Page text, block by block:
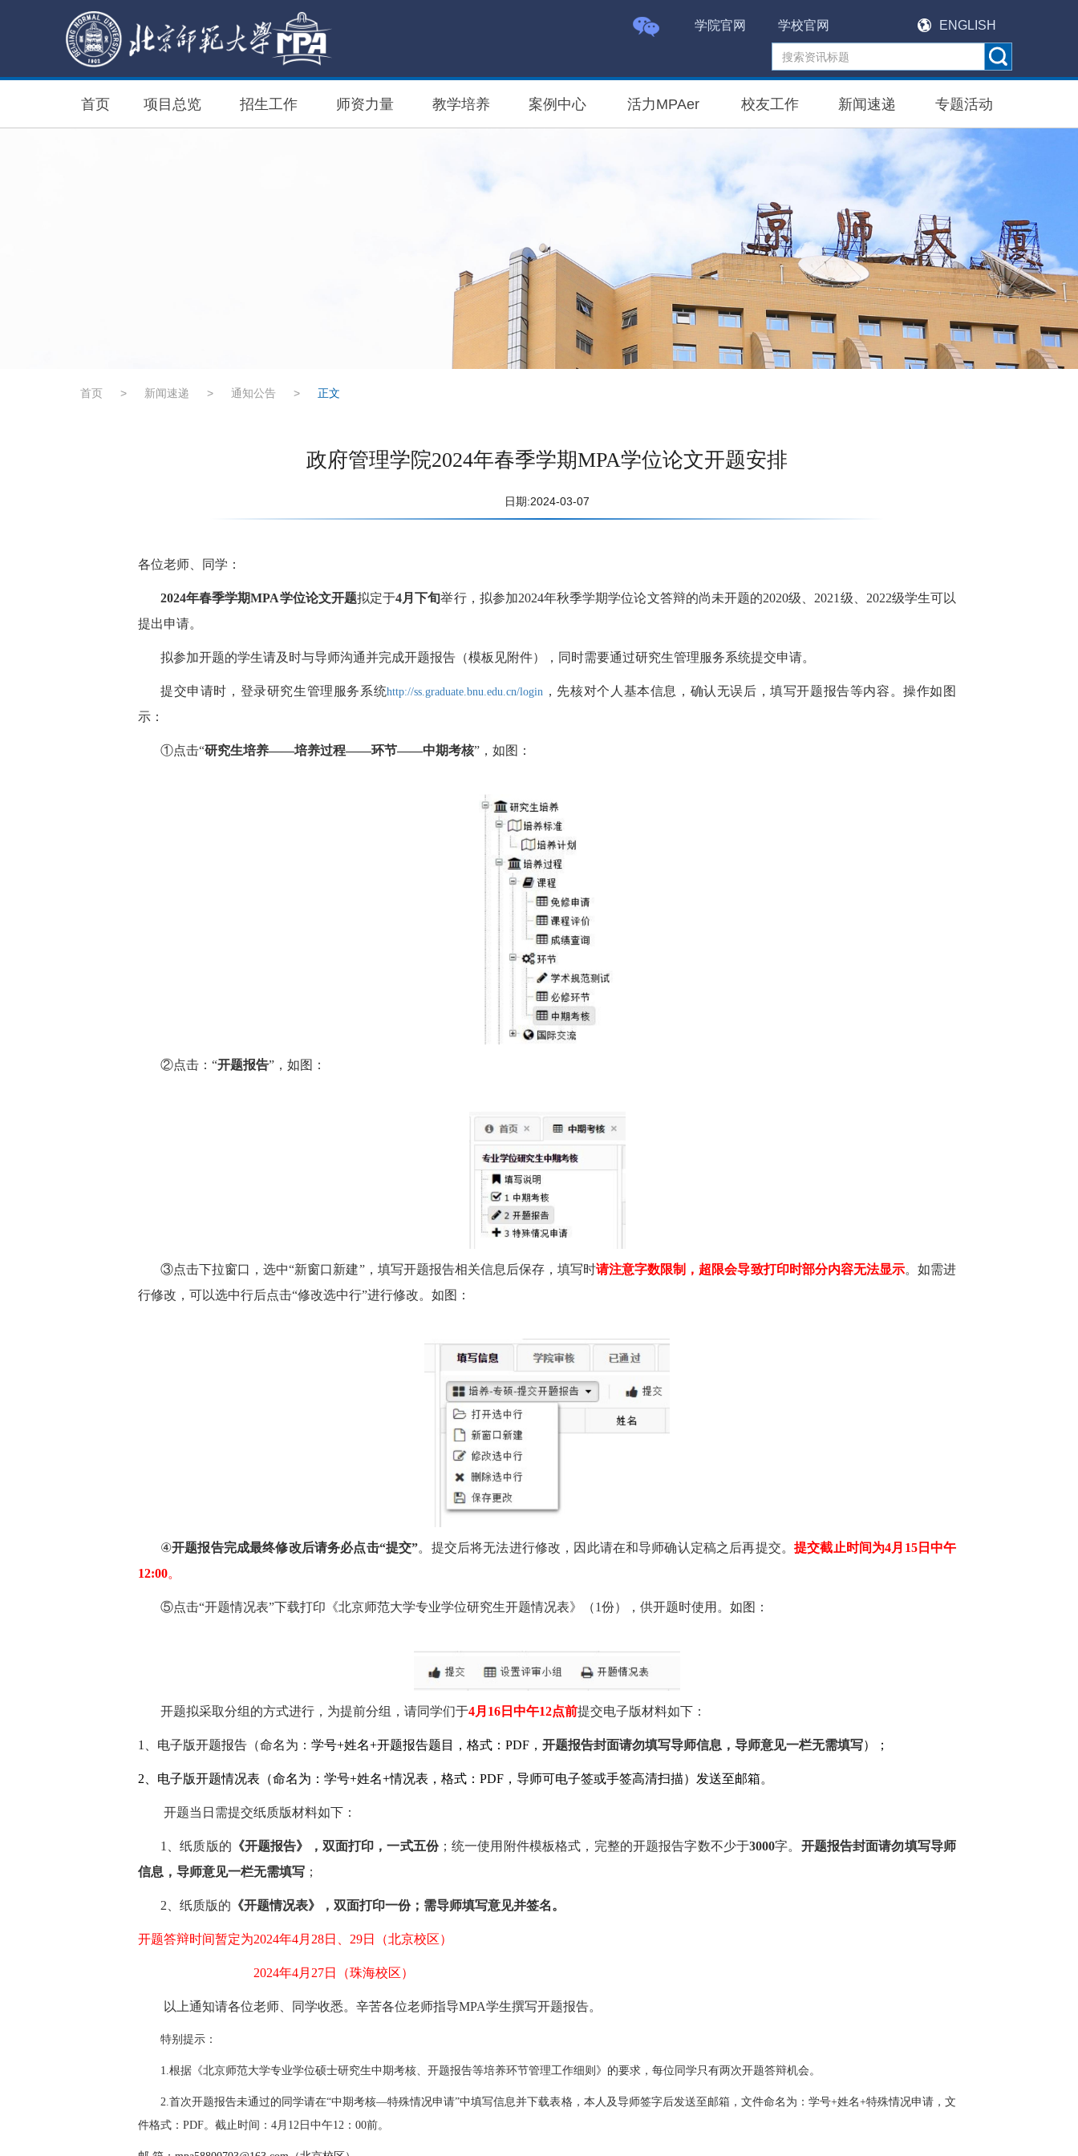
学院官网 学校官网 ENGLISH
首页 项目总览 招生工作 师资力量 教学培养 案例中心 活力MPAer 校友工作 新闻速递 专题活动
首页 > 新闻速递 > 通知公告 > 正文
政府管理学院2024年春季学期MPA学位论文开题安排
日期:2024-03-07
各位老师、同学：
2024年春季学期MPA学位论文开题拟定于4月下旬举行，拟参加2024年秋季学期学位论文答辩的尚未开题的2020级、2021级、2022级学生可以
提出申请。
拟参加开题的学生请及时与导师沟通并完成开题报告（模板见附件），同时需要通过研究生管理服务系统提交申请。
提交申请时，登录研究生管理服务系统http://ss.graduate.bnu.edu.cn/login ，先核对个人基本信息，确认无误后，填写开题报告等内容。操作如图
示：
①点击“研究生培养——培养过程——环节——中期考核”，如图：
②点击：“开题报告”，如图：
③点击下拉窗口，选中“新窗口新建”，填写开题报告相关信息后保存，填写时请注意字数限制，超限会导致打印时部分内容无法显示。如需进
行修改，可以选中行后点击“修改选中行”进行修改。如图：
④开题报告完成最终修改后请务必点击“提交”。提交后将无法进行修改，因此请在和导师确认定稿之后再提交。提交截止时间为4月15日中午
12:00。
⑤点击“开题情况表”下载打印《北京师范大学专业学位研究生开题情况表》（1份），供开题时使用。如图：
开题拟采取分组的方式进行，为提前分组，请同学们于4月16日中午12点前提交电子版材料如下：
1、电子版开题报告 （命名为： 学号+姓名+开题报告题目，格式：PDF， 开题报告封面请勿填写导师信息，导师意见一栏无需填写）；
2、电子版开题情况表（命名为：学号+姓名+情况表，格式：PDF，导师可电子签或手签高清扫描）发送至邮箱。
开题当日需提交纸质版材料如下：
1、纸质版的 《开题报告》，双面打印，一式五份；统一使用附件模板格式，完整的开题报告字数不少于3000字。 开题报告封面请勿填写导师
信息，导师意见一栏无需填写 ；
2、纸质版的 《开题情况表》，双面打印一份；需导师填写意见并签名。
开题答辩时间暂定为2024年4月28日、29日（北京校区）
2024年4月27日（珠海校区）
以上通知请各位老师、同学收悉。辛苦各位老师指导MPA学生撰写开题报告。
特别提示：
1.根据《北京师范大学专业学位硕士研究生中期考核、开题报告等培养环节管理工作细则》的要求，每位同学只有两次开题答辩机会。
2.首次开题报告未通过的同学请在“中期考核—特殊情况申请”中填写信息并下载表格，本人及导师签字后发送至邮箱，文件命名为：学号+姓名+特殊情况申请，文
件格式：PDF。 截止时间：4月12日中午12：00前。